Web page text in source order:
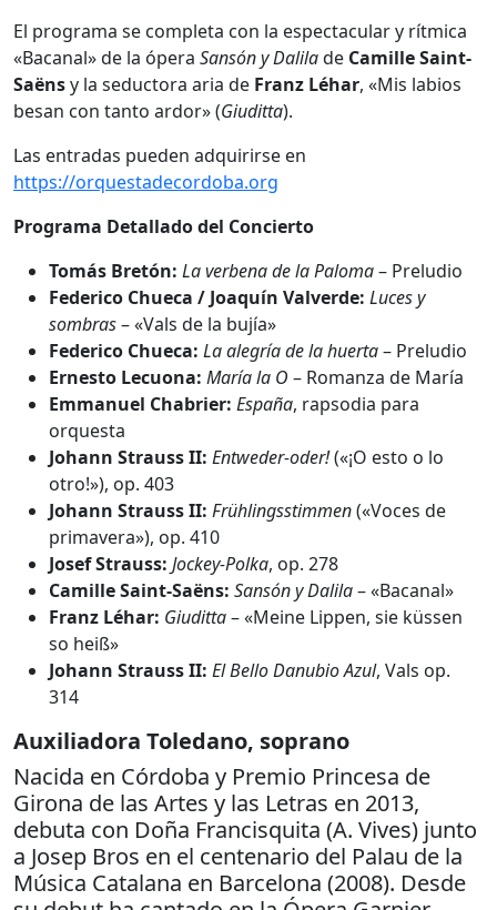
El programa se completa con la espectacular y rítmica
«Bacanal» de la ópera Sansón y Dalilade Camille Saint-
Saënsy la seductora aria de Franz Léhar, «Mis labios
besan con tanto ardor» (Giuditta).
Las entradas pueden adquirirse en
https://orquestadecordoba.org
Programa Detallado del Concierto
Tomás Bretón: La verbena de la Paloma– Preludio
Federico Chueca / Joaquín Valverde: Luces y
sombras– «Vals de la bujía»
Federico Chueca: La alegría de la huerta– Preludio
Ernesto Lecuona: María la O – Romanza de María
Emmanuel Chabrier: España, rapsodia para
orquesta
Johann Strauss II: Entweder-oder!(«¡O esto o lo
otro!»), op. 403
Johann Strauss II: Frühlingsstimmen(«Voces de
primavera»), op. 410
Josef Strauss: Jockey-Polka, op. 278
Camille Saint-Saëns: Sansón y Dalila– «Bacanal»
Franz Léhar: Giuditta– «Meine Lippen, sie küssen
so heiß»
Johann Strauss II: El Bello Danubio Azul, Vals op.
314
Auxiliadora Toledano, soprano
Nacida en Córdoba y Premio Princesa de
Girona de las Artes y las Letras en 2013,
debuta con Doña Francisquita (A. Vives) junto
a Josep Bros en el centenario del Palau de la
Música Catalana en Barcelona (2008). Desde